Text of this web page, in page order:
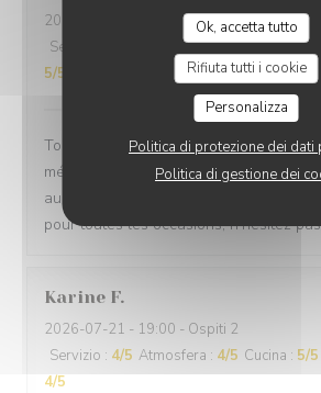
Ok, accetta tutto
Rifiuta tutti i cookie
Personalizza
Politica di protezione dei dati
Politica di gestione dei
2026-07-21
- 19:15 - Ospiti 3
Servizio
Atmosfera:5/5 Cucina:5/5
5/5
Toujours des plats délicieux et
mélanges qu'on ne retrouve pas
au petit soin et toujours aussi
pour toutes les occasions, n'hésitez
Karine F
2026-07-21 - 19:00 - Ospiti 2
Servizio : 4/5 Atmosfera : 4/5 Cucina : 5/5
4/5